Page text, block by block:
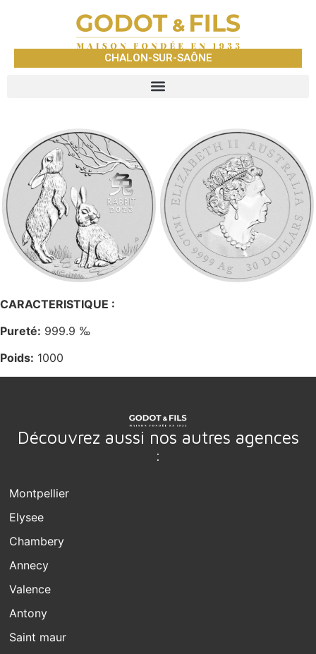
CHALON-SUR-SAÔNE
CARACTERISTIQUE :
Pureté: 999.9 ‰
Poids: 1000
Découvrez aussi nos autres agences
:
Montpellier
Elysee
Chambery
Annecy
Valence
Antony
Saint maur